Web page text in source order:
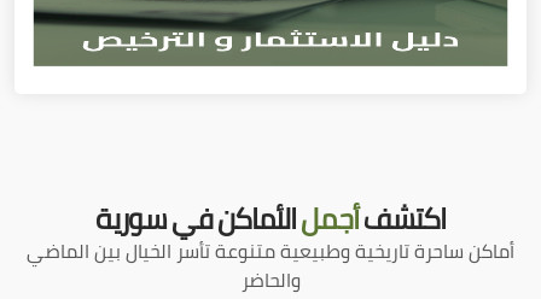
اكتشفأجملالأماكن في سورية
أماكن ساحرة تاريخية وطبيعية متنوعة تأسر الخيال بين الماضي
والحاضر